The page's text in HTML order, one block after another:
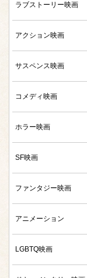
ラブストーリー映画
アクション映画
サスペンス映画
コメディ映画
ホラー映画
SF映画
ファンタジー映画
アニメーション
LGBTQ映画